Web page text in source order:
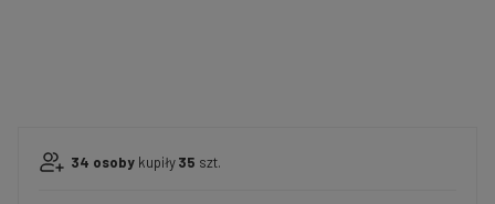
34 osoby kupiły35 szt.